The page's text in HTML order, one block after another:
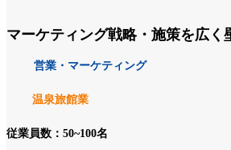
マーケティング戦略・施策を広く
営業・マーケティング
温泉旅館業
従業員数：50~100名